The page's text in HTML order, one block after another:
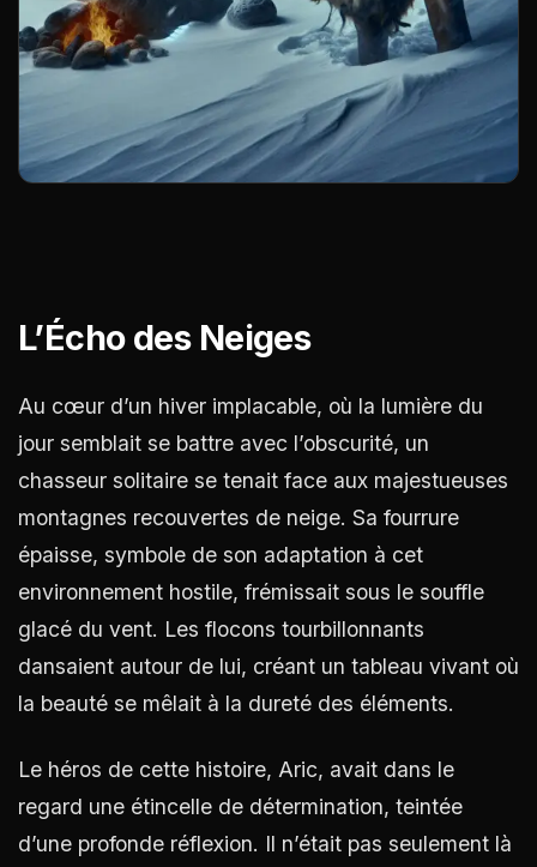
L’Écho des Neiges
Au cœur d’un hiver implacable, où la lumière du
jour semblait se battre avec l’obscurité, un
chasseur solitaire se tenait face aux majestueuses
montagnes recouvertes de neige. Sa fourrure
épaisse, symbole de son adaptation à cet
environnement hostile, frémissait sous le souffle
glacé du vent. Les flocons tourbillonnants
dansaient autour de lui, créant un tableau vivant où
la beauté se mêlait à la dureté des éléments.
Le héros de cette histoire, Aric, avait dans le
regard une étincelle de détermination, teintée
d’une profonde réflexion. Il n’était pas seulement là